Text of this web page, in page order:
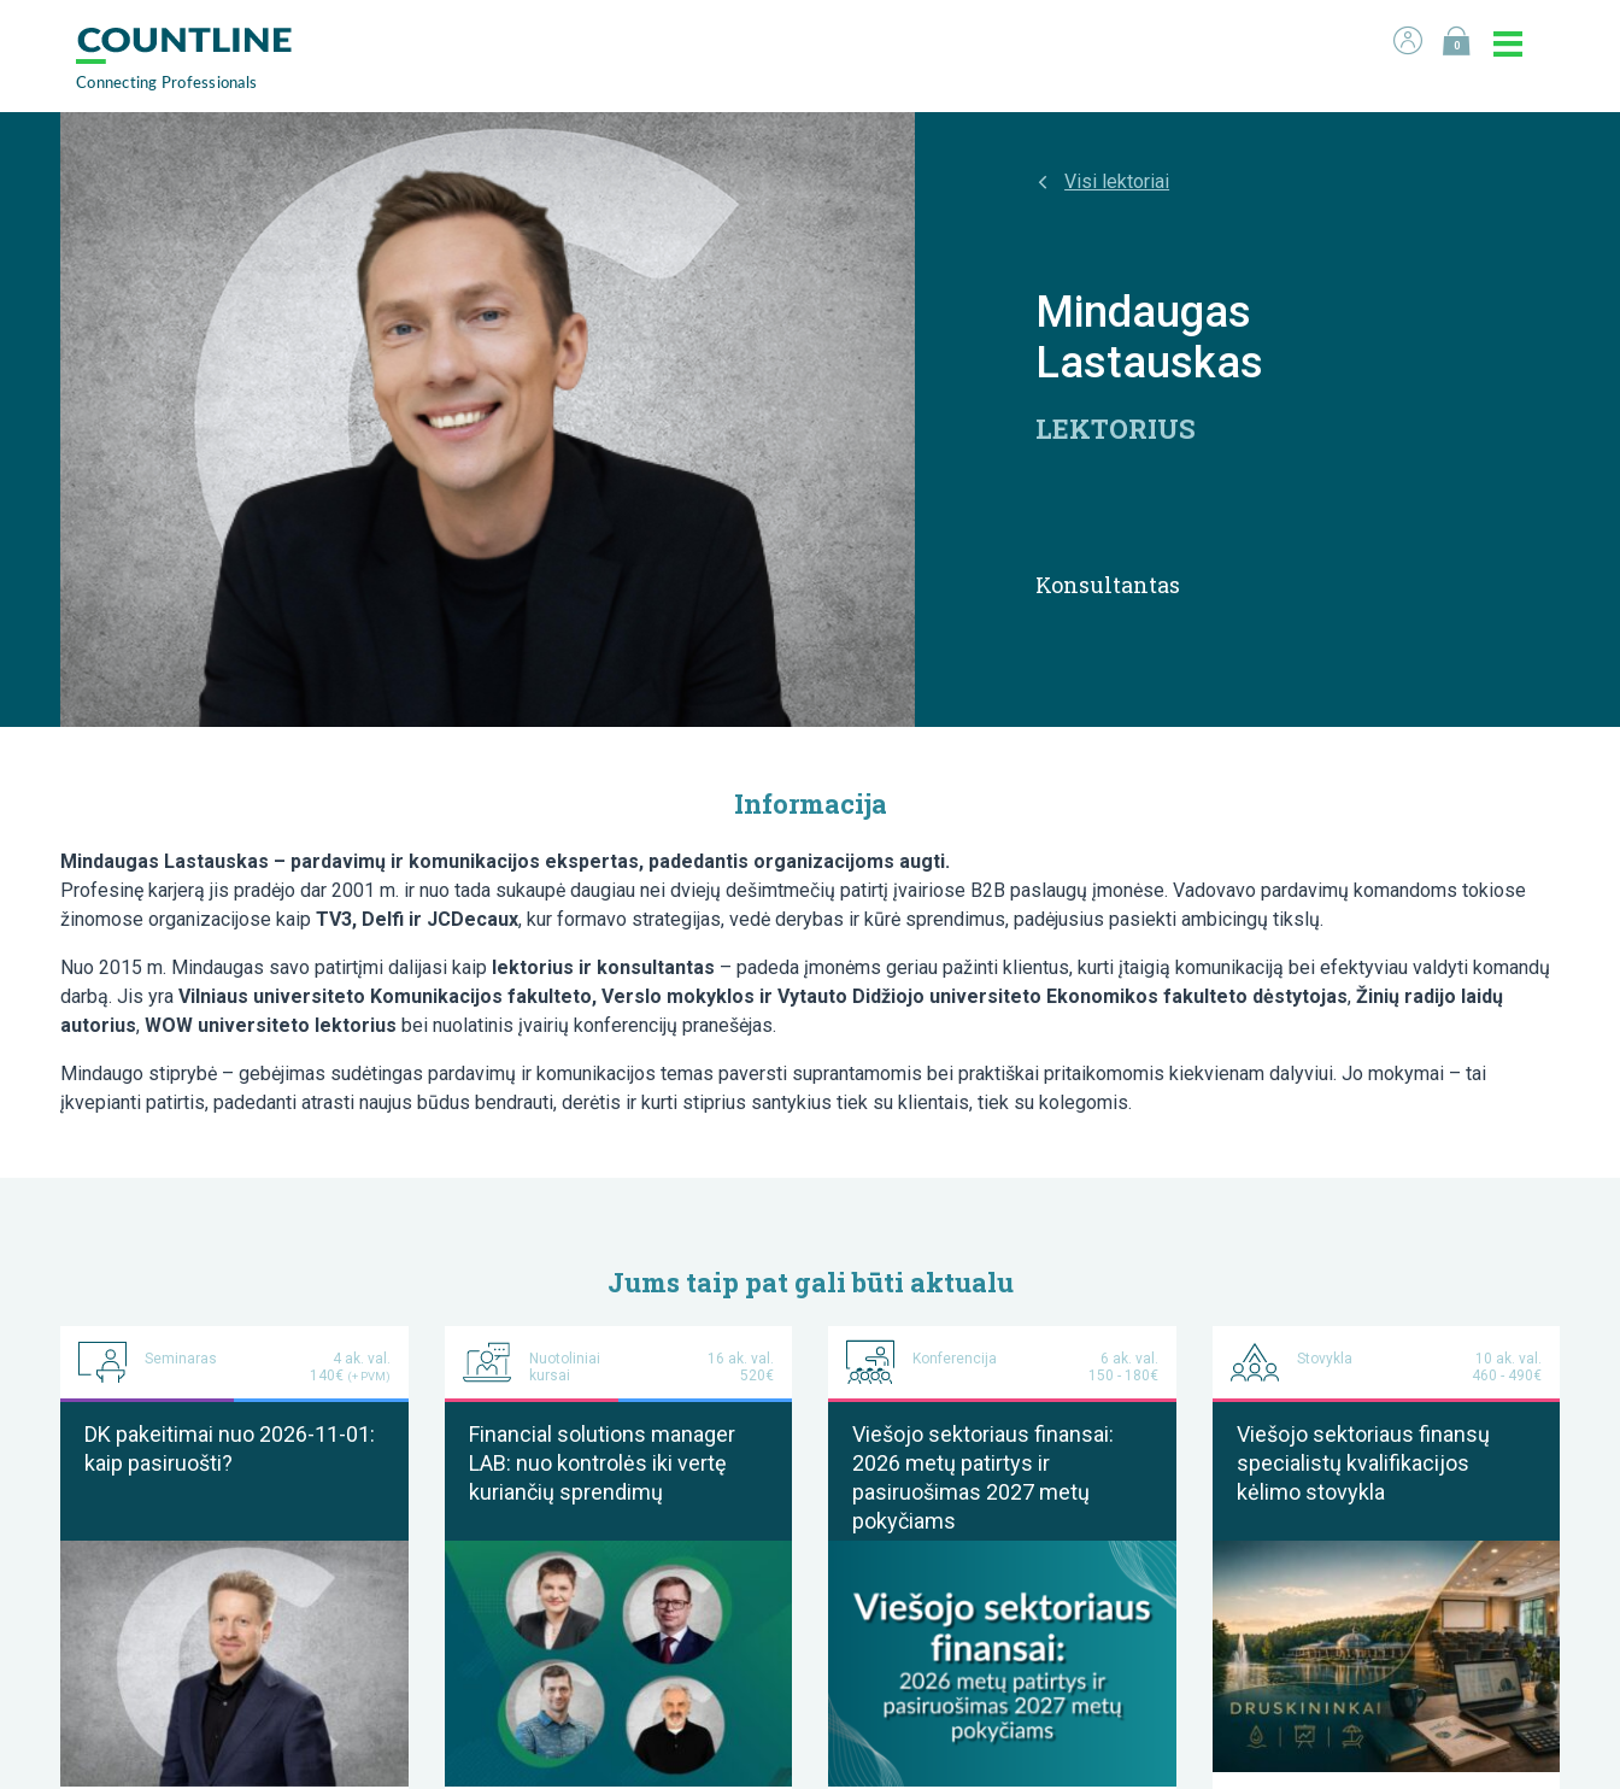
0
Visi lektoriai
Mindaugas
Lastauskas
LEKTORIUS
Konsultantas
Informacija
Mindaugas Lastauskas – pardavimų ir komunikacijos ekspertas, padedantis organizacijoms augti.
Profesinę karjerą jis pradėjo dar 2001 m. ir nuo tada sukaupė daugiau nei dviejų dešimtmečių patirtį įvairiose B2B paslaugų įmonėse. Vadovavo pardavimų komandoms tokiose
žinomose organizacijose kaip TV3, Delfi ir JCDecaux, kur formavo strategijas, vedė derybas ir kūrė sprendimus, padėjusius pasiekti ambicingų tikslų.
Nuo 2015 m. Mindaugas savo patirtįmi dalijasi kaip lektorius ir konsultantas – padeda įmonėms geriau pažinti klientus, kurti įtaigią komunikaciją bei efektyviau valdyti komandų
darbą. Jis yra Vilniaus universiteto Komunikacijos fakulteto, Verslo mokyklos ir Vytauto Didžiojo universiteto Ekonomikos fakulteto dėstytojas, Žinių radijo laidų
autorius, WOW universiteto lektorius bei nuolatinis įvairių konferencijų pranešėjas.
Mindaugo stiprybė – gebėjimas sudėtingas pardavimų ir komunikacijos temas paversti suprantamomis bei praktiškai pritaikomomis kiekvienam dalyviui. Jo mokymai – tai
įkvepianti patirtis, padedanti atrasti naujus būdus bendrauti, derėtis ir kurti stiprius santykius tiek su klientais, tiek su kolegomis.
Jums taip pat gali būti aktualu
Seminaras
4 ak. val.
140€ (+ PVM)
DK pakeitimai nuo 2026-11-01:
kaip pasiruošti?
Nuotoliniai
kursai
16 ak. val.
520€
Financial solutions manager
LAB: nuo kontrolės iki vertę
kuriančių sprendimų
Konferencija
6 ak. val.
150 - 180€
Viešojo sektoriaus finansai:
2026 metų patirtys ir
pasiruošimas 2027 metų
pokyčiams
Stovykla
10 ak. val.
460 - 490€
Viešojo sektoriaus finansų
specialistų kvalifikacijos
kėlimo stovykla